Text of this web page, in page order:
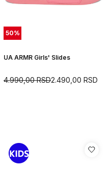
50%
UA ARMR Girls' Slides
2.490,00 RSD
4.990,00RSD